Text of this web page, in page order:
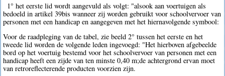
1° het eerste lid wordt aangevuld als volgt: "alsook aan voertuigen als
bedoeld in artikel 39bis wanneer zij worden gebruikt voor schoolvervoer van
personen met een handicap en aangegeven met het hiernavolgende symbool:
Voor de raadpleging van de tabel, zie beeld 2° tussen het eerste en het
tweede lid worden de volgende leden ingevoegd: "Het hierboven afgebeelde
bord op het voertuig bestemd voor het schoolvervoer van personen met een
handicap heeft een zijde van ten minste 0,40 m;de achtergrond ervan moet
van retroreflecterende producten voorzien zijn.